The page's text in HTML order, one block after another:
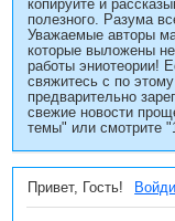
копируйте и
полезного. Разума
Уважаемые авторы
которые выложены
работы эниотеории!
свяжитесь с по
предварительно
свежие новости
темы" или смотрите
Привет, Гость!